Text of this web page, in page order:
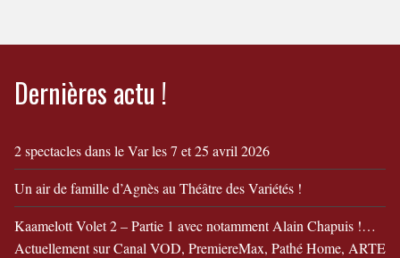
divorce"
Dernières actu !
2 spectacles dans le Var les 7 et 25 avril 2026
Un air de famille d’Agnès au Théâtre des Variétés !
Kaamelott Volet 2 – Partie 1 avec notamment Alain Chapuis !…
Actuellement sur Canal VOD, PremiereMax, Pathé Home, ARTE